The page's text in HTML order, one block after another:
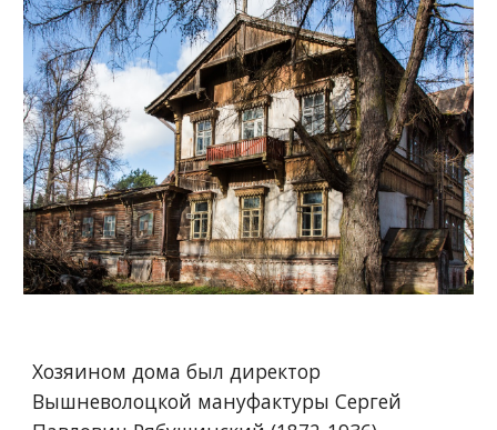
Хозяином дома был директор
Вышневолоцкой мануфактуры Сергей